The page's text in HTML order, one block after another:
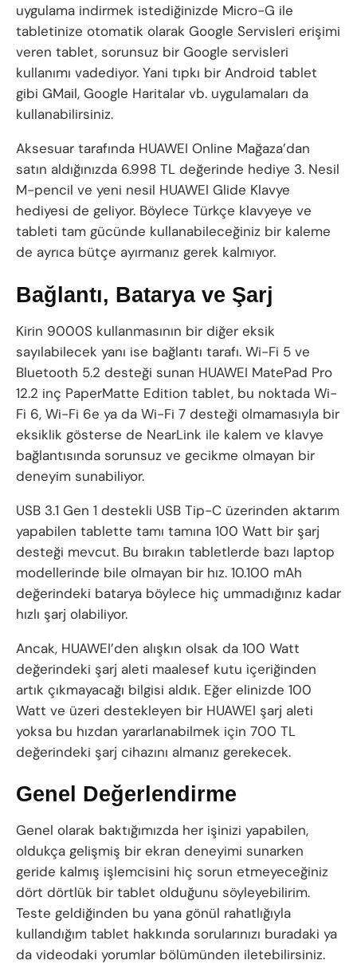
uygulama indirmek istediğinizde Micro-G ile
tabletinize otomatik olarak Google Servisleri erişimi
veren tablet, sorunsuz bir Google servisleri
kullanımı vadediyor. Yani tıpkı bir Android tablet
gibi GMail, Google Haritalar vb. uygulamaları da
kullanabilirsiniz.
Aksesuar tarafında HUAWEI Online Mağaza’dan
satın aldığınızda 6.998 TL değerinde hediye 3. Nesil
M-pencil ve yeni nesil HUAWEI Glide Klavye
hediyesi de geliyor. Böylece Türkçe klavyeye ve
tableti tam gücünde kullanabileceğiniz bir kaleme
de ayrıca bütçe ayırmanız gerek kalmıyor.
Bağlantı, Batarya ve Şarj
Kirin 9000S kullanmasının bir diğer eksik
sayılabilecek yanı ise bağlantı tarafı. Wi-Fi 5 ve
Bluetooth 5.2 desteği sunan HUAWEI MatePad Pro
12.2 inç PaperMatte Edition tablet, bu noktada Wi-
Fi 6, Wi-Fi 6e ya da Wi-Fi 7 desteği olmamasıyla bir
eksiklik gösterse de NearLink ile kalem ve klavye
bağlantısında sorunsuz ve gecikme olmayan bir
deneyim sunabiliyor.
USB 3.1 Gen 1 destekli USB Tip-C üzerinden aktarım
yapabilen tablette tamı tamına 100 Watt bir şarj
desteği mevcut. Bu bırakın tabletlerde bazı laptop
modellerinde bile olmayan bir hız. 10.100 mAh
değerindeki batarya böylece hiç ummadığınız kadar
hızlı şarj olabiliyor.
Ancak, HUAWEI’den alışkın olsak da 100 Watt
değerindeki şarj aleti maalesef kutu içeriğinden
artık çıkmayacağı bilgisi aldık. Eğer elinizde 100
Watt ve üzeri destekleyen bir HUAWEI şarj aleti
yoksa bu hızdan yararlanabilmek için 700 TL
değerindeki şarj cihazını almanız gerekecek.
Genel Değerlendirme
Genel olarak baktığımızda her işinizi yapabilen,
oldukça gelişmiş bir ekran deneyimi sunarken
geride kalmış işlemcisini hiç sorun etmeyeceğiniz
dört dörtlük bir tablet olduğunu söyleyebilirim.
Teste geldiğinden bu yana gönül rahatlığıyla
kullandığım tablet hakkında sorularınızı buradaki ya
da videodaki yorumlar bölümünden iletebilirsiniz.